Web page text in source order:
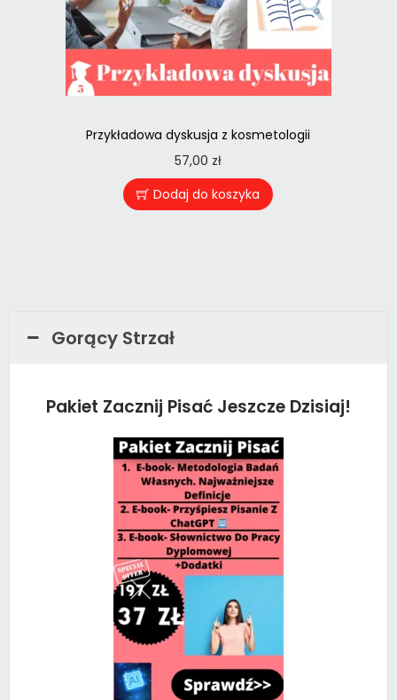
Przykładowa dyskusja z kosmetologii
57,00 zł
Dodaj do koszyka
Gorący Strzał
Pakiet Zacznij Pisać Jeszcze Dzisiaj!